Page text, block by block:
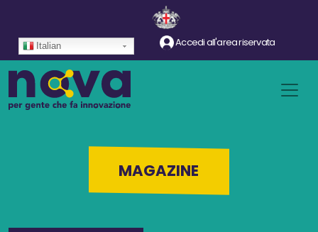
Salta al contenuto principale
Italian Accedi all'area riservata
MAGAZINE